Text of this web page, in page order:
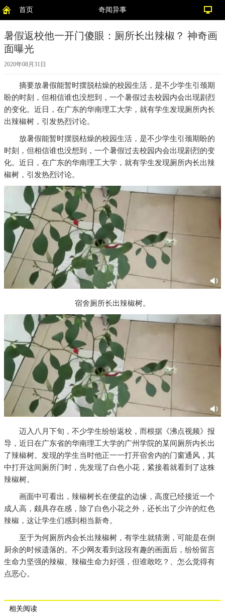
首页 奇闻异事
暑假返校他一开门傻眼：厕所长出辣椒？ 神奇画
面曝光
2020年08月31日
摘要放暑假能暂时摆脱枯燥的校园生活，是不少学生引颈期
盼的时刻，但相信谁也没想到，一个暑假过去校园内会出现剧烈
的变化。近日，在广东的华南理工大学，就有学生发现厕所内长
出辣椒树，引发热烈讨论。
放暑假能暂时摆脱枯燥的校园生活，是不少学生引颈期盼的
时刻，但相信谁也没想到，一个暑假过去校园内会出现剧烈的变
化。近日，在广东的华南理工大学，就有学生发现厕所内长出辣
椒树，引发热烈讨论。
宿舍厕所长出辣椒树。
迈入八月下旬，不少学生纷纷返校，而根据《沸点视频》报
导，近日在广东省的华南理工大学的广州学院的某间厕所内长出
了辣椒树。发现的学生当时他正一一打开宿舍内的门窗通风，其
中打开这间厕所门时，先发现了白色小花，紧接着就看到了这株
辣椒树。
画面中可看出，辣椒树长在便盆的边缘，高度已经接近一个
成人高，颇具存在感，除了白色小花之外，还长出了少许的红色
辣椒，这让学生们感到相当新奇。
至于为何厕所内会长出辣椒树，有学生就猜测，可能是在倒
厨余的时候遗落的。不少网友看到这段有趣的画面后，纷纷留言
生命力坚强的辣椒、辣椒生命力好强，但谁敢吃？、怎么觉得有
点恶心。
相关阅读